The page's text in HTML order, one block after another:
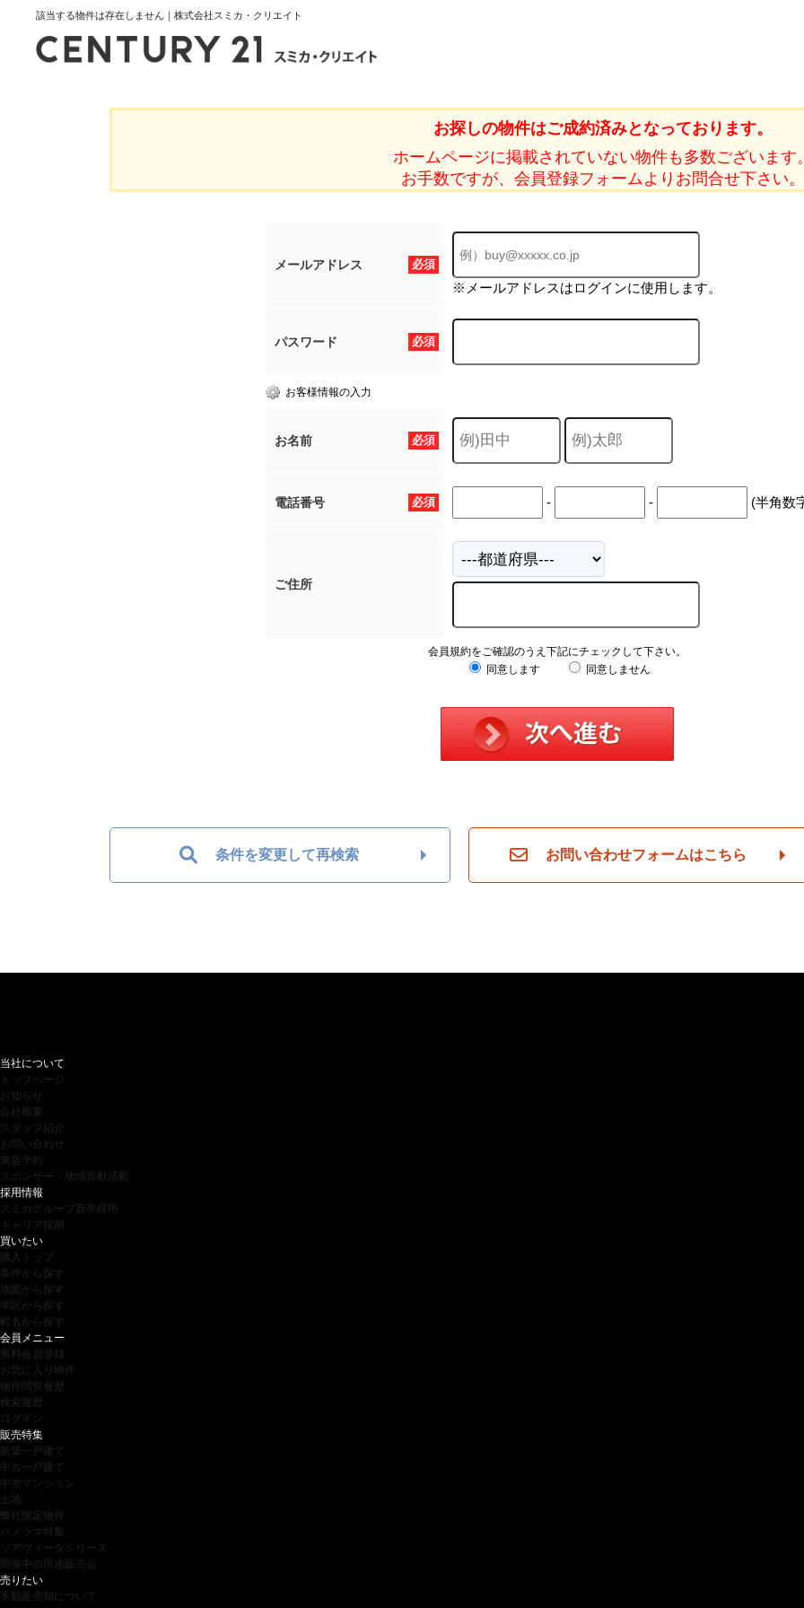
該当する物件は存在しません｜株式会社スミカ・クリエイト
ホーム
お知らせ
会社概要
お探しの物件はご成約済みとなっております。
ホームページに掲載されていない物件も多数ございます。
お手数ですが、会員登録フォームよりお問合せ下さい。
必須
メールアドレス
※メールアドレスはログインに使用します。
必須
パスワード
お客様情報の入力
必須
お名前
必須
電話番号 - - (半角数
ご住所
会員規約をご確認のうえ下記にチェックして下さい。
同意します
同意しません
条件を変更して再検索 お問い合わせフォームはこちら
当社について
トップページ
お知らせ
会社概要
スタッフ紹介
お問い合わせ
来店予約
スポンサー・地域貢献活動
採用情報
スミカグループ新卒採用
キャリア採用
買いたい
購入トップ
条件から探す
地図から探す
学区から探す
町名から探す
会員メニュー
無料会員登録
お気に入り物件
物件閲覧履歴
検索履歴
ログイン
販売特集
新築一戸建て
中古一戸建て
中古マンション
土地
弊社限定物件
パノラマ特集
ソアヴィータシリーズ
開催中の現地販売会
売りたい
不動産売却について